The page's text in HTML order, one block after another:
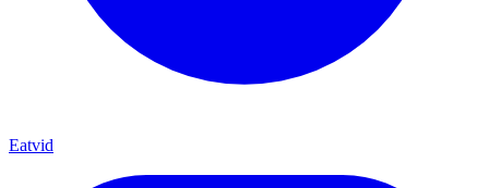
Eatvid